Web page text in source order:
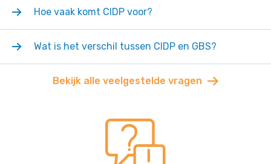
Hoe vaak komt CIDP voor?
Wat is het verschil tussen CIDP en GBS?
Bekijk alle veelgestelde vragen